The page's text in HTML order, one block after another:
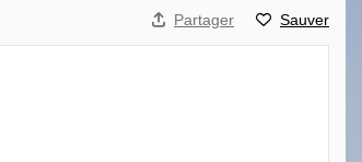
Partager Sauver